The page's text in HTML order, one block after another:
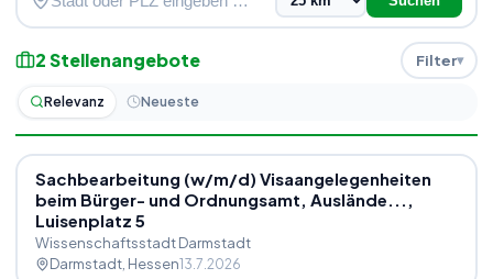
2Stellenangebote
Relevanz Neueste
Filter
Sachbearbeitung (w/m/d) Visaangelegenheiten
beim Bürger- und Ordnungsamt, Auslände...,
Luisenplatz 5
Wissenschaftsstadt Darmstadt
Darmstadt, Hessen13.7.2026